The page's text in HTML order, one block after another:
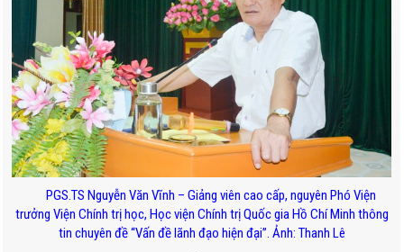
PGS.TS Nguyễn Văn Vĩnh – Giảng viên cao cấp, nguyên Phó Viện
trưởng Viện Chính trị học, Học viện Chính trị Quốc gia Hồ Chí Minh thông
tin chuyên đề “Vấn đề lãnh đạo hiện đại”. Ảnh: Thanh Lê